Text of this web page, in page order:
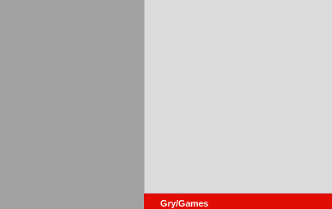
Gry/Games